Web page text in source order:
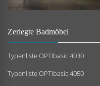
Zerlegte Badmöbel
Typenliste OPTIbasic 4030
Typenliste OPTIbasic 4050